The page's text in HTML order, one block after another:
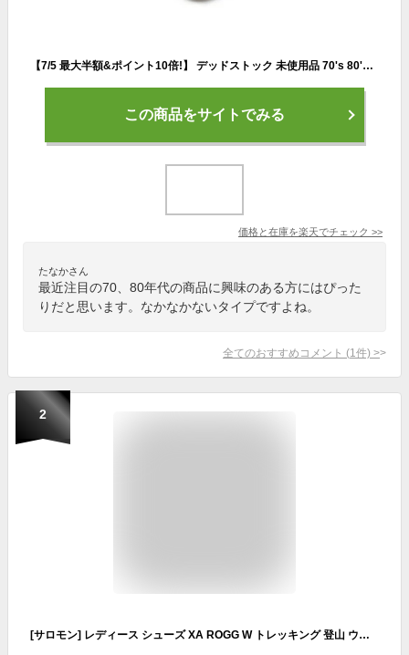
【7/5 最大半額&ポイント10倍!】 デッドストック 未使用品 70's 80's ビンテージ ★ Miner USA マイナー キャンバス デッキ スニーカー ( 11 1/2 M 29.5 cm程) 生成り 無地| 新古品 新品 NOS 70年代 80年代 トレーニング キャンバスシューズ デッキシューズ キャンバススニ
この商品をサイトでみる
価格と在庫を楽天でチェック >>
たなかさん
最近注目の70、80年代の商品に興味のある方にはぴった
りだと思います。なかなかないタイプですよね。
全てのおすすめコメント (1 件) >
2
[サロモン] レディース シューズ XA ROGG W トレッキング 登山 ウォーキング 靴 スニーカー (EVENING-BLUE, measurement_26_point_0_centimeters) [並行輸入品]